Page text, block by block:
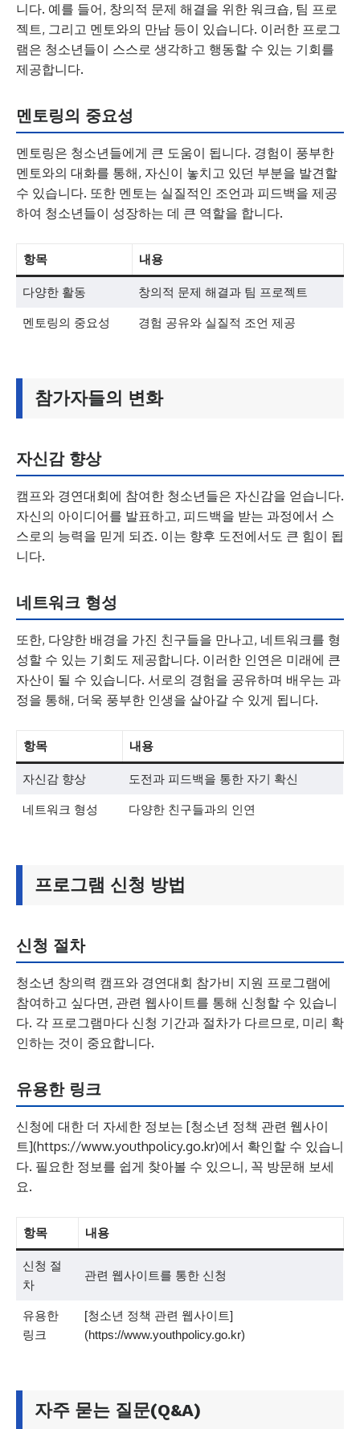
니다. 예를 들어, 창의적 문제 해결을 위한 워크숍, 팀 프로
젝트, 그리고 멘토와의 만남 등이 있습니다. 이러한 프로그
램은 청소년들이 스스로 생각하고 행동할 수 있는 기회를
제공합니다.
멘토링의 중요성
멘토링은 청소년들에게 큰 도움이 됩니다. 경험이 풍부한
멘토와의 대화를 통해, 자신이 놓치고 있던 부분을 발견할
수 있습니다. 또한 멘토는 실질적인 조언과 피드백을 제공
하여 청소년들이 성장하는 데 큰 역할을 합니다.
항목 내용
다양한 활동 창의적 문제 해결과 팀 프로젝트
멘토링의 중요성 경험 공유와 실질적 조언 제공
참가자들의 변화
자신감 향상
캠프와 경연대회에 참여한 청소년들은 자신감을 얻습니다.
자신의 아이디어를 발표하고, 피드백을 받는 과정에서 스
스로의 능력을 믿게 되죠. 이는 향후 도전에서도 큰 힘이 됩
니다.
네트워크 형성
또한, 다양한 배경을 가진 친구들을 만나고, 네트워크를 형
성할 수 있는 기회도 제공합니다. 이러한 인연은 미래에 큰
자산이 될 수 있습니다. 서로의 경험을 공유하며 배우는 과
정을 통해, 더욱 풍부한 인생을 살아갈 수 있게 됩니다.
항목 내용
자신감 향상 도전과 피드백을 통한 자기 확신
네트워크 형성 다양한 친구들과의 인연
프로그램 신청 방법
신청 절차
청소년 창의력 캠프와 경연대회 참가비 지원 프로그램에
참여하고 싶다면, 관련 웹사이트를 통해 신청할 수 있습니
다. 각 프로그램마다 신청 기간과 절차가 다르므로, 미리 확
인하는 것이 중요합니다.
유용한 링크
신청에 대한 더 자세한 정보는 [청소년 정책 관련 웹사이
트](https://www.youthpolicy.go.kr)에서 확인할 수 있습니
다. 필요한 정보를 쉽게 찾아볼 수 있으니, 꼭 방문해 보세
요.
항목 내용
신청 절
차
관련 웹사이트를 통한 신청
유용한
링크
[청소년 정책 관련 웹사이트]
(https://www.youthpolicy.go.kr)
자주 묻는 질문(Q&A)